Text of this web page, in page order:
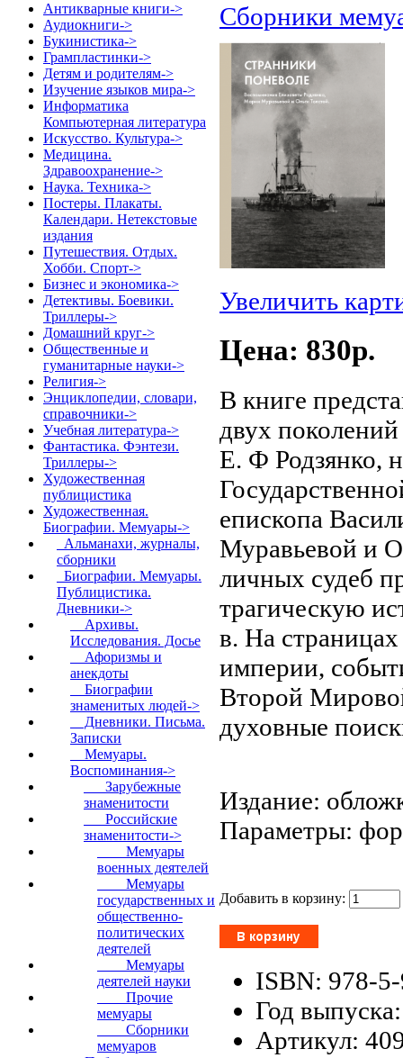
Антикварные книги->
Аудиокниги->
Букинистика->
Грампластинки->
Детям и родителям->
Изучение языков мира->
Информатика
Компьютерная литература
Искусство. Культура->
Медицина.
Здравоохранение->
Наука. Техника->
Постеры. Плакаты.
Календари. Нетекстовые
издания
Путешествия. Отдых.
Хобби. Спорт->
Бизнес и экономика->
Детективы. Боевики.
Триллеры->
Домашний круг->
Общественные и
гуманитарные науки->
Религия->
Энциклопедии, словари,
справочники->
Учебная литература->
Фантастика. Фэнтези.
Триллеры->
Художественная
публицистика
Художественная.
Биографии. Мемуары->
Альманахи, журналы,
сборники
Биографии. Мемуары.
Публицистика.
Дневники->
Архивы.
Исследования. Досье
Афоризмы и
анекдоты
Биографии
знаменитых людей->
Дневники. Письма.
Записки
Мемуары.
Воспоминания->
Зарубежные
знаменитости
Российские
знаменитости->
Мемуары
военных деятелей
Мемуары
государственных и
общественно-
политических
деятелей
Мемуары
деятелей науки
Прочие
мемуары
Сборники
мемуаров
Сборники
Увеличить
Цена: 830p.
В книге
двух
Е. Ф Родзянко,
епископа
Муравьевой и
личных судеб
трагическую
в. На
империи,
Второй
духовные
Издание:
Параметры:
Добавить в корзину:
ISBN: 978-
Год
Артикул: